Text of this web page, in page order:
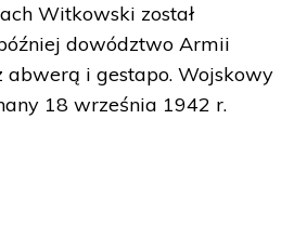
Witkowski został
dowództwo Armii
abwerą i gestapo. Wojskowy
18 września 1942 r.